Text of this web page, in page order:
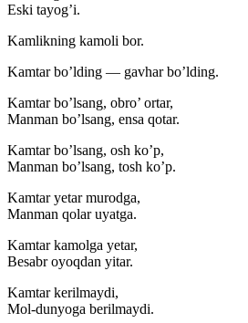
Eski tayog’i.
Kamlikning kamoli bor.
Kamtar bo’lding — gavhar bo’lding.
Kamtar bo’lsang, obro’ ortar,
Manman bo’lsang, ensa qotar.
Kamtar bo’lsang, osh ko’p,
Manman bo’lsang, tosh ko’p.
Kamtar yetar murodga,
Manman qolar uyatga.
Kamtar kamolga yetar,
Besabr oyoqdan yitar.
Kamtar kerilmaydi,
Mol-dunyoga berilmaydi.